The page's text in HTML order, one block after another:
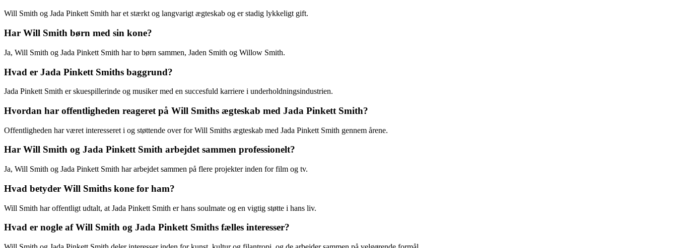
Will Smith og Jada Pinkett Smith har et stærkt og langvarigt ægteskab og er stadig lykkeligt gift.
Har Will Smith børn med sin kone?
Ja, Will Smith og Jada Pinkett Smith har to børn sammen, Jaden Smith og Willow Smith.
Hvad er Jada Pinkett Smiths baggrund?
Jada Pinkett Smith er skuespillerinde og musiker med en succesfuld karriere i underholdningsindustrien.
Hvordan har offentligheden reageret på Will Smiths ægteskab med Jada Pinkett Smith?
Offentligheden har været interesseret i og støttende over for Will Smiths ægteskab med Jada Pinkett Smith gennem årene.
Har Will Smith og Jada Pinkett Smith arbejdet sammen professionelt?
Ja, Will Smith og Jada Pinkett Smith har arbejdet sammen på flere projekter inden for film og tv.
Hvad betyder Will Smiths kone for ham?
Will Smith har offentligt udtalt, at Jada Pinkett Smith er hans soulmate og en vigtig støtte i hans liv.
Hvad er nogle af Will Smith og Jada Pinkett Smiths fælles interesser?